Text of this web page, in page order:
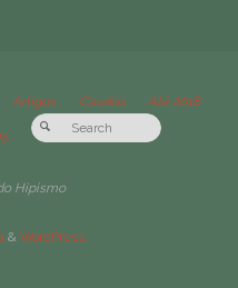
Artigos Cavalos Até 2018
Hipismo
& WordPress.